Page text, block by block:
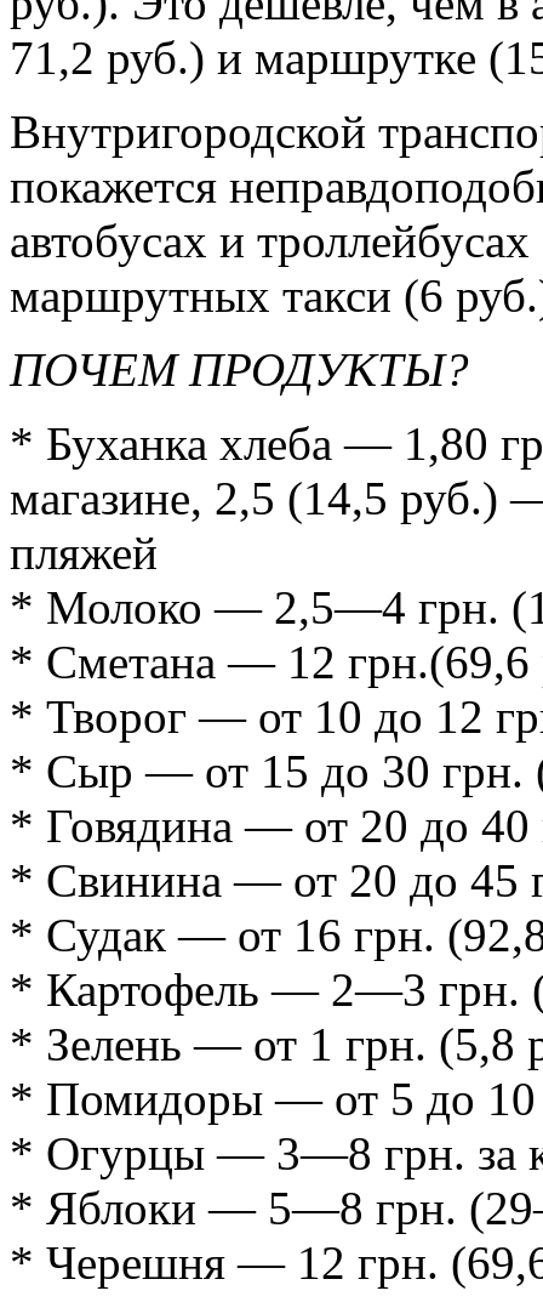
71,2 руб.) и маршрутке
Внутригородской
покажется
автобусах и
маршрутных такси (6
ПОЧЕМ ПРОДУКТЫ?
* Буханка хлеба — 1,80
магазине, 2,5 (14,5 руб.)
пляжей
* Молоко — 2,5—4 грн.
* Сметана — 12 грн.(69,6
* Творог — от 10 до 12
* Сыр — от 15 до 30 грн.
* Говядина — от 20 до
* Свинина — от 20 до 45
* Судак — от 16 грн.
* Картофель — 2—3 грн.
* Зелень — от 1 грн. (5,8
* Помидоры — от 5 до 10
* Огурцы — 3—8 грн. за
* Яблоки — 5—8 грн.
* Черешня — 12 грн.